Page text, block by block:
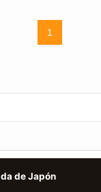
1
de Japón